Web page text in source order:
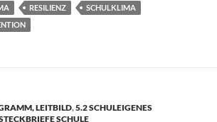
RESILIENZ
SCHULKLIMA
LEITBILD,5.2 SCHULEIGENES
SCHULE